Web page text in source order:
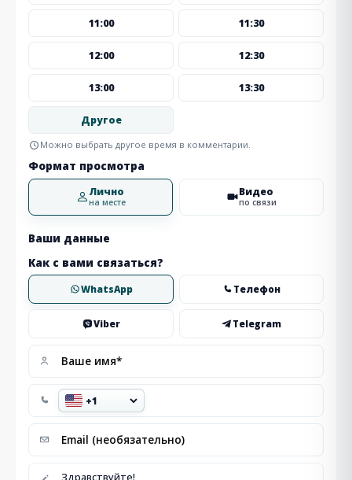
11:00 11:30
12:00 12:30
13:00 13:30
Другое
Можно выбрать другое время в комментарии.
Формат просмотра
Лично
на месте
Видео
по связи
Ваши данные
Как с вами связаться?
WhatsApp Телефон
Viber Telegram